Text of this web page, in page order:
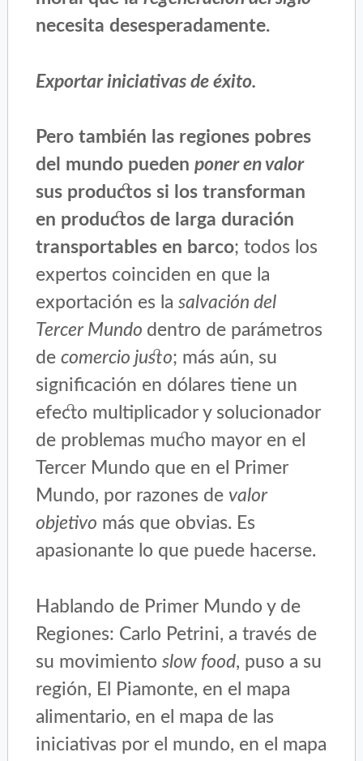
necesita desesperadamente.
Exportar iniciativas de éxito.
Pero también las regiones pobres
del mundo puedenponer en valor
sus productos si los transforman
en productos de larga duración
transportables en barco; todos los
expertos coinciden en que la
exportación es lasalvación del
Tercer Mundo dentro de parámetros
decomercio justo; más aún, su
significación en dólares tiene un
efecto multiplicador y solucionador
de problemas mucho mayor en el
Tercer Mundo que en el Primer
Mundo, por razones de valor
objetivo más que obvias. Es
apasionante lo que puede hacerse.
Hablando de Primer Mundo y de
Regiones: Carlo Petrini, a través de
su movimientoslow food, puso a su
región, El Piamonte, en el mapa
alimentario, en el mapa de las
iniciativas por el mundo, en el mapa